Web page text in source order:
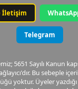
İletişim
Telegram
5651 Sayılı Kanun
Bu sebeple
yoktur. Üyeler